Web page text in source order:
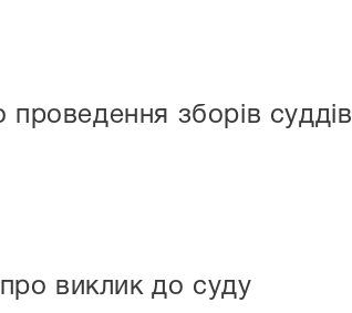
зборів
виклик до суду